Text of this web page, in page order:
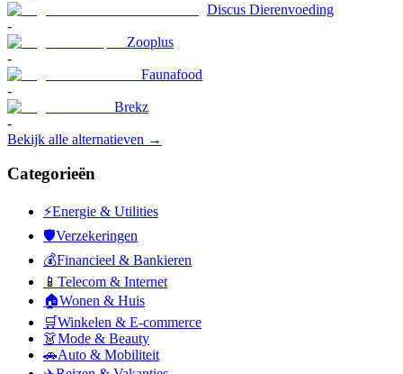
Discus Dierenvoeding
-
Zooplus
-
Faunafood
-
Brekz
-
Bekijk alle alternatieven →
Categorieën
⚡Energie & Utilities
🛡️Verzekeringen
💰Financieel & Bankieren
📱 Telecom & Internet
🏠Wonen & Huis
🛒Winkelen & E-commerce
👗Mode & Beauty
🚗Auto & Mobiliteit